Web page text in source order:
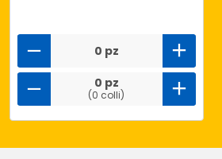
0 pz
0 pz
(0 colli)